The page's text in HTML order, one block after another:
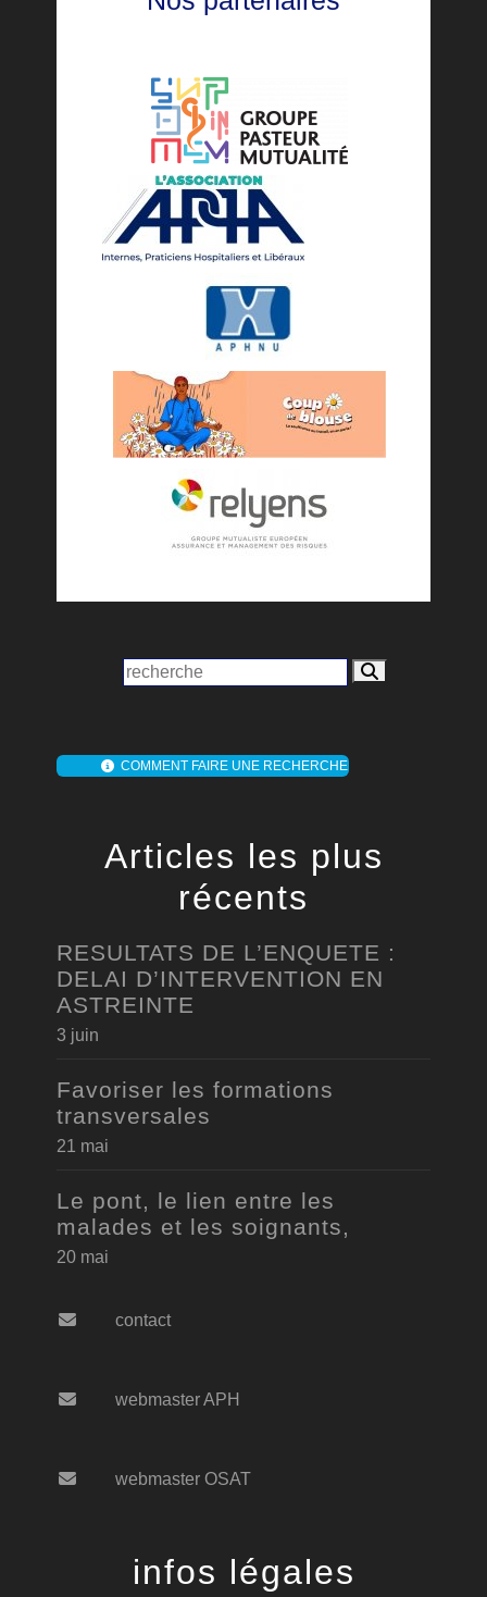
COMMENT FAIRE UNE RECHERCHE
Articles les plus
récents
RESULTATS DE L’ENQUETE :
DELAI D’INTERVENTION EN
ASTREINTE
3 juin
Favoriser les formations
transversales
21 mai
Le pont, le lien entre les
malades et les soignants,
20 mai
contact
webmaster APH
webmaster OSAT
infos légales